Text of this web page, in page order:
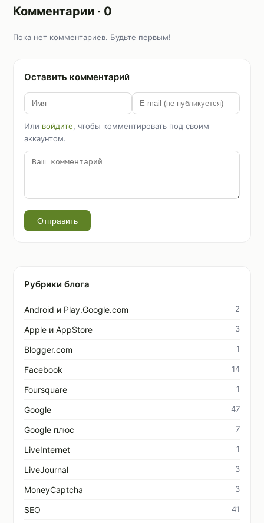
Комментарии · 0
Пока нет комментариев. Будьте первым!
Оставить комментарий
Или войдите, чтобы комментировать под своим
аккаунтом.
Отправить
Рубрики блога
Android и Play.Google.com 2
Apple и AppStore 3
Blogger.com 1
Facebook 14
Foursquare 1
Google 47
Google плюс 7
LiveInternet 1
LiveJournal 3
MoneyCaptcha 3
SEO 41